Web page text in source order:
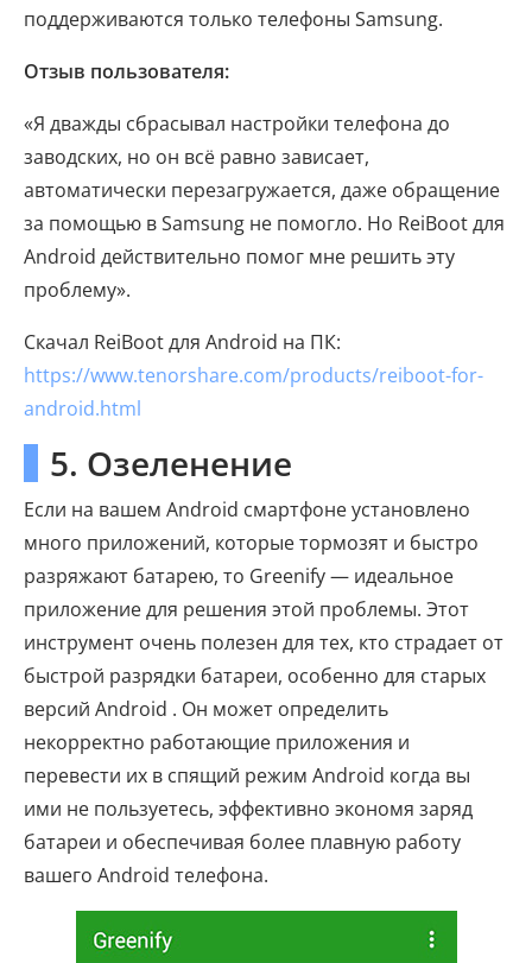
поддерживаются только телефоны Samsung.
Отзыв пользователя:
«Я дважды сбрасывал настройки телефона до
заводских, но он всё равно зависает,
автоматически перезагружается, даже обращение
за помощью в Samsung не помогло. Но ReiBoot для
Android действительно помог мне решить эту
проблему».
Скачал ReiBoot для Android на ПК:
https://www.tenorshare.com/products/reiboot-for-
android.html
5. Озеленение
Если на вашем Android смартфоне установлено
много приложений, которые тормозят и быстро
разряжают батарею, то Greenify — идеальное
приложение для решения этой проблемы. Этот
инструмент очень полезен для тех, кто страдает от
быстрой разрядки батареи, особенно для старых
версий Android . Он может определить
некорректно работающие приложения и
перевести их в спящий режим Android когда вы
ими не пользуетесь, эффективно экономя заряд
батареи и обеспечивая более плавную работу
вашего Android телефона.